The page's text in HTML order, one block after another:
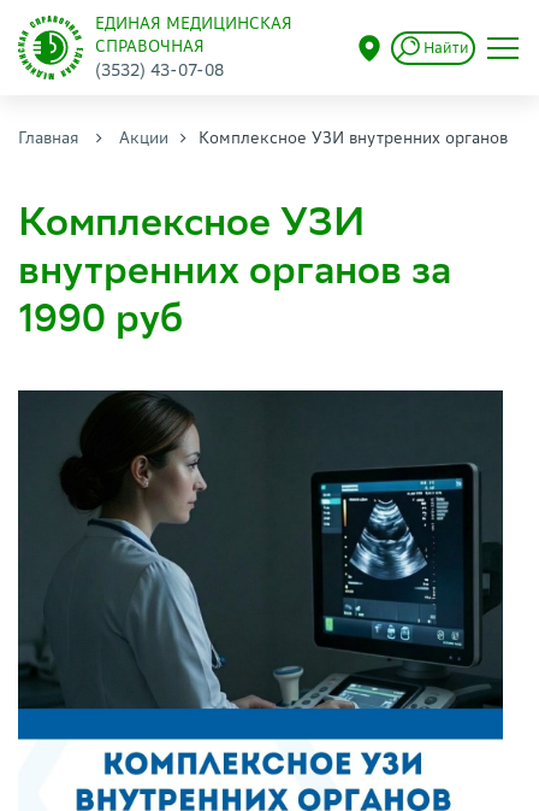
ЕДИНАЯ МЕДИЦИНСКАЯ
СПРАВОЧНАЯ
(3532) 43-07-08
Найти
Главная Акции Комплексное УЗИ внутренних органов
Комплексное УЗИ
внутренних органов за
1990 руб